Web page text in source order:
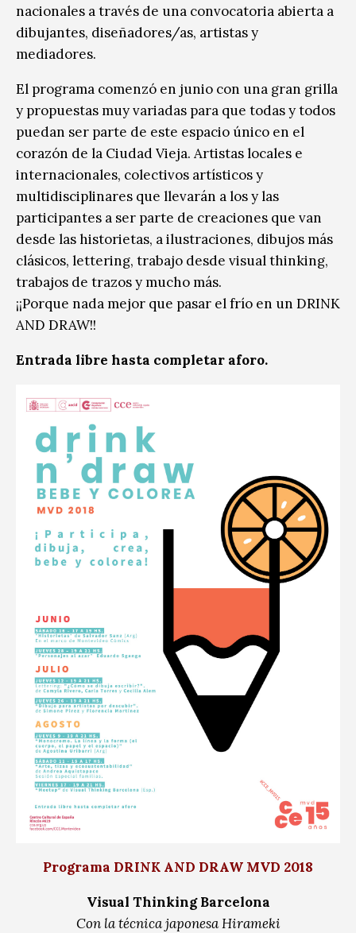
nacionales a través de una convocatoria abierta a
dibujantes, diseñadores/as, artistas y
mediadores.
El programa comenzó en junio con una gran grilla
y propuestas muy variadas para que todas y todos
puedan ser parte de este espacio único en el
corazón de la Ciudad Vieja. Artistas locales e
internacionales, colectivos artísticos y
multidisciplinares que llevarán a los y las
participantes a ser parte de creaciones que van
desde las historietas, a ilustraciones, dibujos más
clásicos, lettering, trabajo desde visual thinking,
trabajos de trazos y mucho más.
¡¡Porque nada mejor que pasar el frío en un DRINK
AND DRAW!!
Entrada libre hasta completar aforo.
Programa DRINK AND DRAW MVD 2018
Visual Thinking Barcelona
Con la técnica japonesa Hirameki